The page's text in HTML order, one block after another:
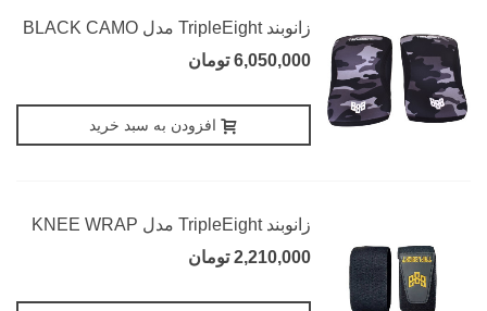
زانوبند TripleEight مدل BLACK CAMO
6,050,000 تومان
افزودن به سبد خرید
زانوبند TripleEight مدل KNEE WRAP
2,210,000 تومان